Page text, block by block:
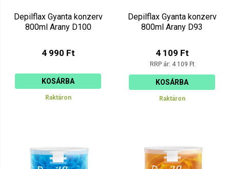
Depilflax Gyanta konzerv
800ml Arany D100
4 990 Ft
KOSÁRBA
Raktáron
Depilflax Gyanta konzerv
800ml Arany D93
4 109 Ft
RRP ár: 4 109 Ft
KOSÁRBA
Raktáron